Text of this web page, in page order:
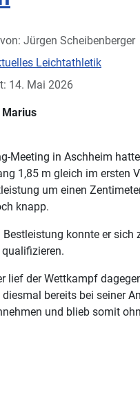
Jürgen Scheibenberger
Leichtathletik
14. Mai 2026
Marius
Meeting in Aschheim
1,85 m gleich im ersten
um einen
knapp.
Bestleistung konnte er sich
lief der Wettkampf
bereits bei seiner
und blieb somit